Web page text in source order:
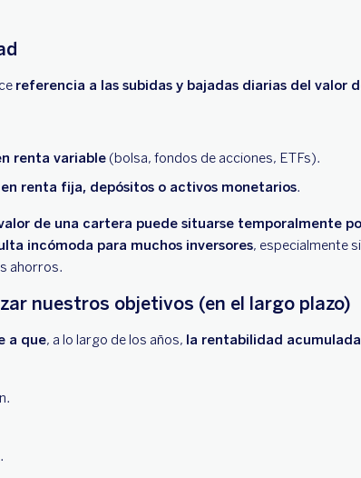
referencia a las subidas y bajadas diarias del valor
renta variable (bolsa, fondos de acciones, ETFs).
renta fija, depósitos o activos monetarios.
de una cartera puede situarse temporalmente
incómoda para muchos inversores, especialmente
ahorros.
nuestros objetivos (en el largo plazo)
a que, a lo largo de los años, la rentabilidad